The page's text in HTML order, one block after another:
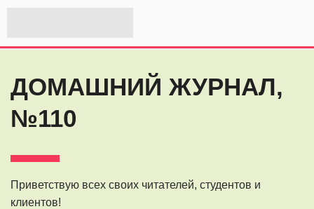
ДОМАШНИЙ ЖУРНАЛ,
№110
Приветствую всех своих читателей, студентов и
клиентов!